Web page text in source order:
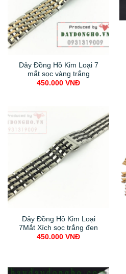
Dây Đồng Hồ Kim Loại 7
mắt sọc vàng trắng
450.000 VNĐ
Dây Đồng Hồ Kim Loại
7Mắt Xích sọc trắng đen
450.000 VNĐ